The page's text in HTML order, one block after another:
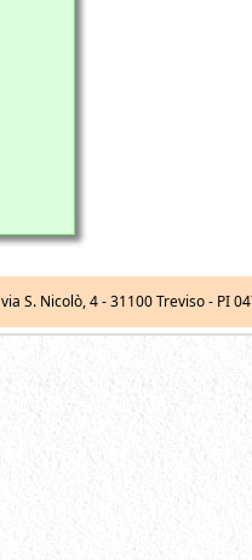
via S. Nicolò, 4-31100 Treviso - PI